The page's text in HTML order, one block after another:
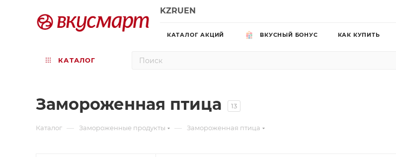
KZRUEN
КАТАЛОГ АКЦИЙ ВКУСНЫЙ БОНУС КАК КУПИТЬ
КАТАЛОГ
Замороженная птица 13
Каталог — Замороженные продукты — Замороженная птица